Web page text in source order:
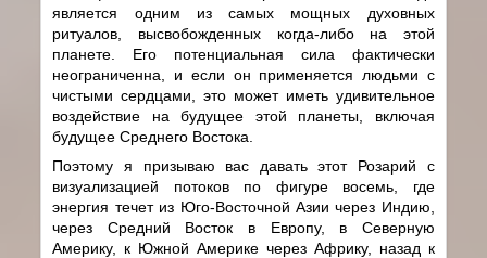
является одним из самых мощных духовных
ритуалов, высвобожденных когда-либо на этой
планете. Его потенциальная сила фактически
неограниченна, и если он применяется людьми с
чистыми сердцами, это может иметь удивительное
воздействие на будущее этой планеты, включая
будущее Среднего Востока.
Поэтому я призываю вас давать этот Розарий с
визуализацией потоков по фигуре восемь, где
энергия течет из Юго-Восточной Азии через Индию,
через Средний Восток в Европу, в Северную
Америку, к Южной Америке через Африку, назад к